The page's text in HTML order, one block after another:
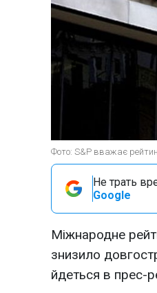
Фото: S&P вважає
Не трать
Google
Міжнародне
знизило
йдеться в прес-